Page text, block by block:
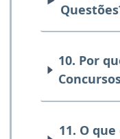
10. Por
11. O